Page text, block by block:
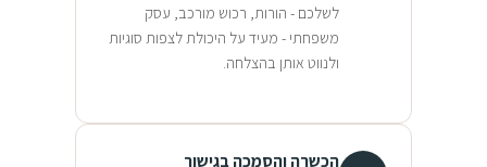
לשלכם - הורות, רכוש מורכב, עסק
משפחתי - מעיד על היכולת לצפות סוגיות
ולנווט אותן בהצלחה.
הכשרה והסמכה בגישור